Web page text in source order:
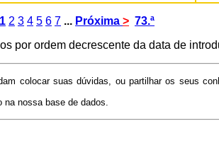
1 2 3 4 5 6 7 ... Próxima > 73.ª
por ordem decrescente da data de
colocar suas dúvidas, ou partilhar os seus
na nossa base de dados.